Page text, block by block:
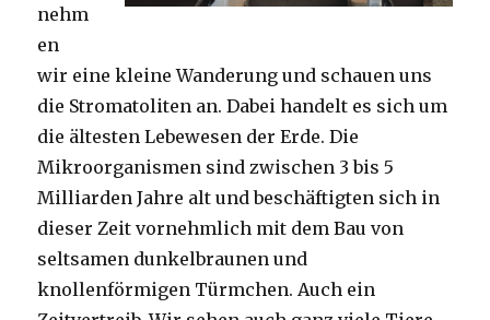
nehm
en
wir eine kleine Wanderung und schauen uns
die Stromatoliten an. Dabei handelt es sich um
die ältesten Lebewesen der Erde. Die
Mikroorganismen sind zwischen 3 bis 5
Milliarden Jahre alt und beschäftigten sich in
dieser Zeit vornehmlich mit dem Bau von
seltsamen dunkelbraunen und
knollenförmigen Türmchen. Auch ein